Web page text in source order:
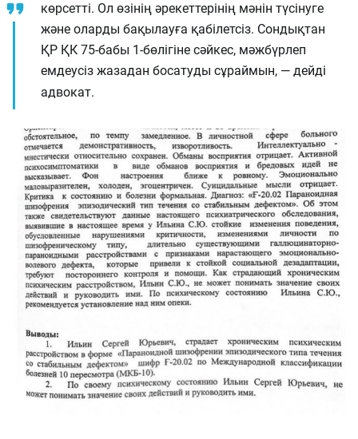
көрсетті. Ол өзінің әрекеттерінің мәнін түсінуге
және оларды бақылауға қабілетсіз. Сондықтан
ҚР ҚК 75-бабы 1-бөлігіне сәйкес, мәжбүрлеп
емдеусіз жазадан босатуды сұраймын, — дейді
адвокат.